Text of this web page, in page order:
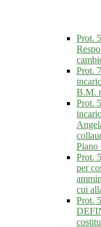
Prot.
Prot.
B.M.
Prot.
Piano
Prot.
per
cui
Prot.